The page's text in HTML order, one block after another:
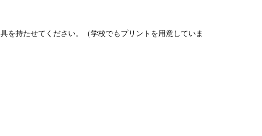
を持たせてください。（学校でもプリントを用意していま